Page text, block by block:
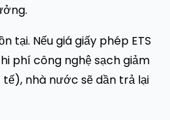
tại. Nếu giá giấy phép ETS
phí công nghệ sạch giảm
nhà nước sẽ dần trả lại